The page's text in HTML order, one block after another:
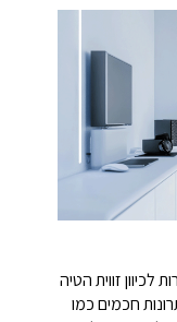
זווית הטיה
חכמים כמו